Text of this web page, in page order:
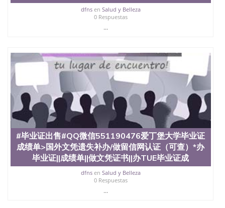
dfnsen Salud y Belleza
0 Respuestas
...
#毕业证出售#QQ微信551190476爱丁堡大学毕业证
成绩单>国外文凭遗失补办/做留信网认证（可查）*办
毕业证||成绩单||做文凭证书||办TUE毕业证成
dfnsen Salud y Belleza
0 Respuestas
...